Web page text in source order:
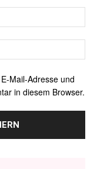
Mail-Adresse und
in diesem Browser.